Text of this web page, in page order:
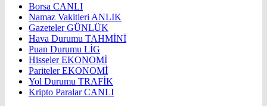
Borsa CANLI
Namaz Vakitleri ANLIK
GazetelerGÜNLÜK
Hava Durumu TAHMİNİ
Puan Durumu LİG
HisselerEKONOMİ
ParitelerEKONOMİ
Yol Durumu TRAFİK
Kripto ParalarCANLI